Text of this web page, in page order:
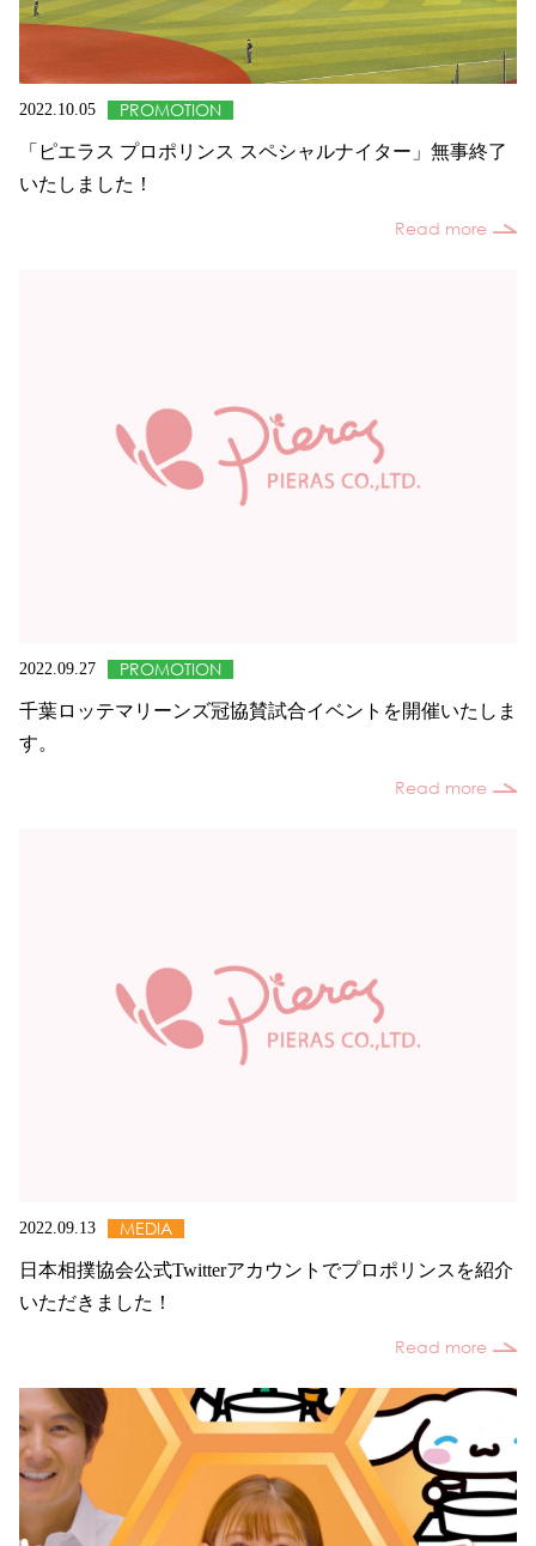
2022.10.05 PROMOTION
「ピエラス プロポリンス スペシャルナイター」無事終了
いたしました！
Read more
2022.09.27 PROMOTION
千葉ロッテマリーンズ冠協賛試合イベントを開催いたしま
す。
Read more
2022.09.13 MEDIA
日本相撲協会公式Twitterアカウントでプロポリンスを紹介
いただきました！
Read more